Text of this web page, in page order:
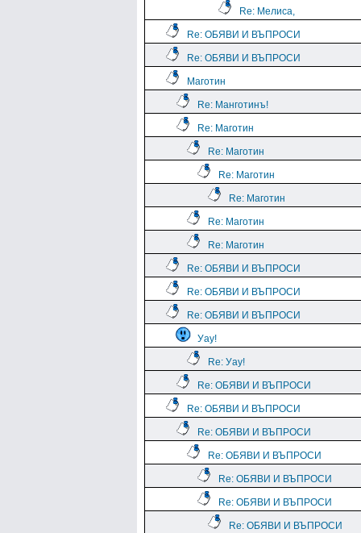
Re: Мелиса,
Re: ОБЯВИ И ВЪПРОСИ
Re: ОБЯВИ И ВЪПРОСИ
Маготин
Re: Манготинъ!
Re: Маготин
Re: Маготин
Re: Маготин
Re: Маготин
Re: Маготин
Re: Маготин
Re: ОБЯВИ И ВЪПРОСИ
Re: ОБЯВИ И ВЪПРОСИ
Re: ОБЯВИ И ВЪПРОСИ
Уау!
Re: Уау!
Re: ОБЯВИ И ВЪПРОСИ
Re: ОБЯВИ И ВЪПРОСИ
Re: ОБЯВИ И ВЪПРОСИ
Re: ОБЯВИ И ВЪПРОСИ
Re: ОБЯВИ И ВЪПРОСИ
Re: ОБЯВИ И ВЪПРОСИ
Re: ОБЯВИ И ВЪПРОСИ